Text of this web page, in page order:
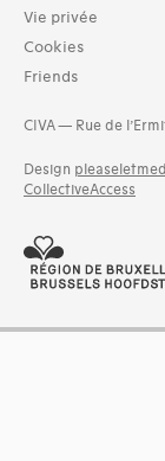
06-architecture
07-architecture
08-architecture
Vie privée
Cookies
Friends
CIVA — Rue de
Design
CollectiveAccess